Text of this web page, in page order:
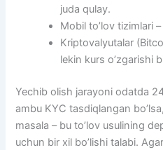
juda qulay.
Mobil to’lov tizimlari
Kriptovalyutalar
lekin kurs o’zgarishi
Yechib olish jarayoni odatda
ambu KYC tasdiqlangan
masala – bu to’lov usulining
uchun bir xil bo’lishi talabi.